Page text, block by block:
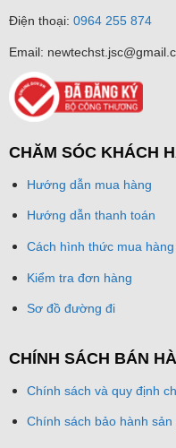
Điện thoại: 0964 255 874
Email:
CHĂM SÓC KHÁCH
Hướng dẫn mua hàng
Hướng dẫn thanh toán
Cách hình thức mua hàng
Kiểm tra đơn hàng
Sơ đồ đường đi
CHÍNH SÁCH BÁN
Chính sách và quy định
Chính sách bảo hành sản